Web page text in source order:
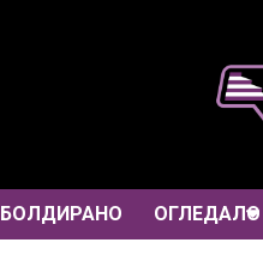
БОЛДИРАНО ОГЛЕДАЛО